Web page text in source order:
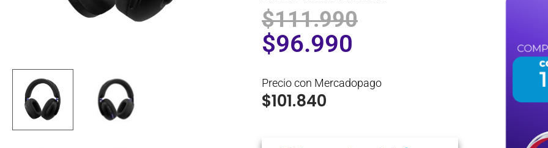
$111.990
$96.990
Precio con Mercadopago
$101.840